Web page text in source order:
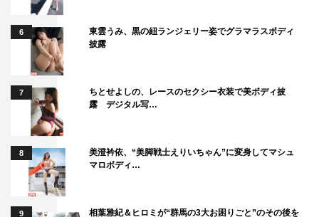
6
東雲うみ、黒の紐ランジェリー姿でグラマラスボディ
披露
7
ちとせよしの、レースのセクシー衣装で美ボディ披
露 デジタル写…
8
美澄衿依、“美脚戦士えりいちゃん”に変身してマシュ
マロボディ…
9 相葉雅紀＆ヒロミが“群馬の3大お困りごと”のその後を